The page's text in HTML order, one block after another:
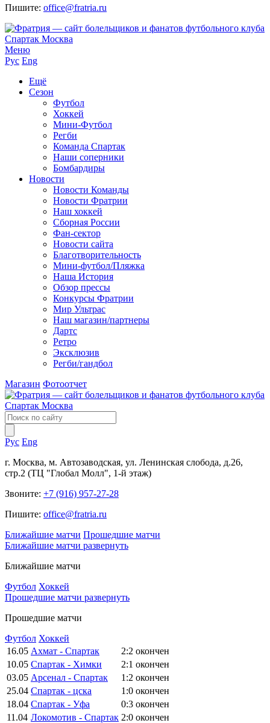
Пишите: office@fratria.ru
Меню
Рус Eng
Ещё
Сезон
Футбол
Хоккей
Мини-Футбол
Регби
Команда Спартак
Наши соперники
Бомбардиры
Новости
Новости Команды
Новости Фратрии
Наш хоккей
Сборная России
Фан-cектор
Новости сайта
Благотворительность
Мини-футбол/Пляжка
Наша История
Обзор прессы
Конкурсы Фратрии
Мир Ультрас
Наш магазин/партнеры
Дартс
Ретро
Эксклюзив
Регби/гандбол
Магазин Фотоотчет
Рус Eng
г. Москва, м. Автозаводская, ул. Ленинская слобода, д.26,
стр.2 (ТЦ "Глобал Молл", 1-й этаж)
Звоните: +7 (916) 957-27-28
Пишите: office@fratria.ru
Ближайшие матчи Прошедшие матчи
Ближайшие матчи развернуть
Ближайшие матчи
Футбол Хоккей
Прошедшие матчи развернуть
Прошедшие матчи
Футбол Хоккей
16.05 Ахмат - Спартак 2:2 окончен
10.05 Спартак - Химки 2:1 окончен
03.05 Арсенал - Спартак 1:2 окончен
25.04 Спартак - цска 1:0 окончен
18.04 Спартак - Уфа 0:3 окончен
11.04 Локомотив - Спартак 2:0 окончен